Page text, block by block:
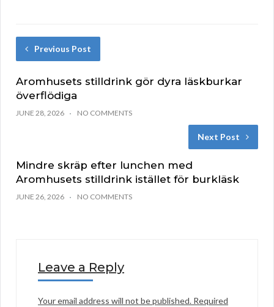
Previous Post
Aromhusets stilldrink gör dyra läskburkar
överflödiga
JUNE 28, 2026 NO COMMENTS
Next Post
Mindre skräp efter lunchen med
Aromhusets stilldrink istället för burkläsk
JUNE 26, 2026 NO COMMENTS
Leave a Reply
Your email address will not be published. Required